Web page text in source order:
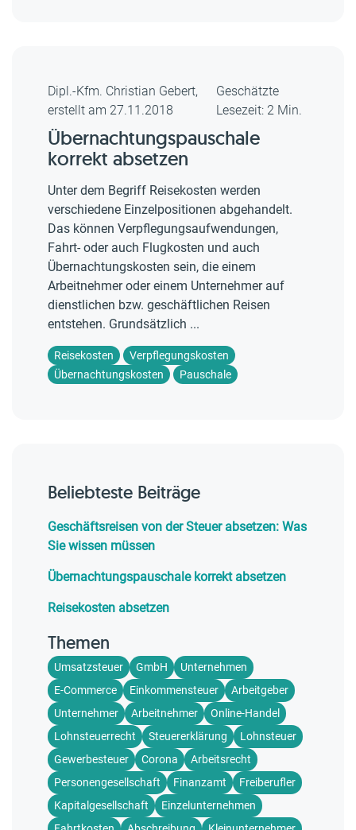
Dipl.-Kfm. Christian Gebert,
erstellt am 27.11.2018
Geschätzte
Lesezeit: 2 Min.
Übernachtungspauschale
korrekt absetzen
Unter dem Begriff Reisekosten werden
verschiedene Einzelpositionen abgehandelt.
Das können Verpflegungsaufwendungen,
Fahrt- oder auch Flugkosten und auch
Übernachtungskosten sein, die einem
Arbeitnehmer oder einem Unternehmer auf
dienstlichen bzw. geschäftlichen Reisen
entstehen. Grundsätzlich ...
Reisekosten
Verpflegungskosten
Übernachtungskosten
Pauschale
Beliebteste Beiträge
Geschäftsreisen von der Steuer absetzen: Was
Sie wissen müssen
Übernachtungspauschale korrekt absetzen
Reisekosten absetzen
Themen
Umsatzsteuer GmbH
Unternehmen
E-Commerce
Einkommensteuer
Arbeitgeber
Unternehmer
Arbeitnehmer
Online-Handel
Lohnsteuerrecht
Steuererklärung
Lohnsteuer
Gewerbesteuer
Corona
Arbeitsrecht
Personengesellschaft
Finanzamt
Freiberufler
Kapitalgesellschaft
Einzelunternehmen